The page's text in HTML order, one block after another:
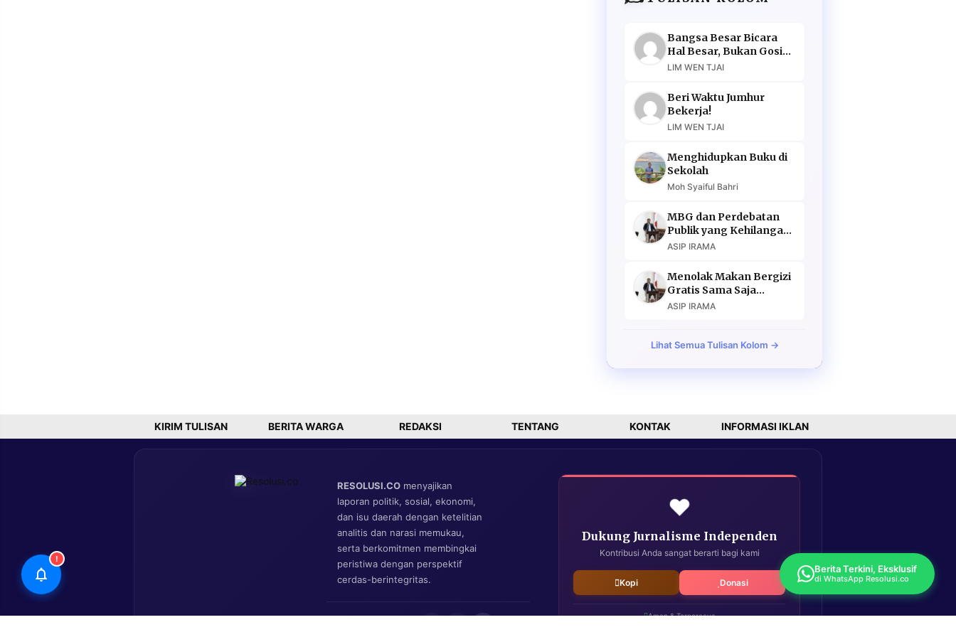
Bangsa Besar Bicara
Hal Besar, Bukan Gosip
Murahan
LIM WEN TJAI
Beri Waktu Jumhur
Bekerja!
LIM WEN TJAI
Menghidupkan Buku di
Sekolah
Moh Syaiful Bahri
MBG dan Perdebatan
Publik yang Kehilangan
Argumen
ASIP IRAMA
Menolak Makan Bergizi
Gratis Sama Saja
Menolak Masa Depan
ASIP IRAMA
Lihat Semua Tulisan Kolom →
KIRIM TULISAN BERITA WARGA REDAKSI TENTANG KONTAK INFORMASI IKLAN
RESOLUSI.CO menyajikan
laporan politik, sosial, ekonomi,
dan isu daerah dengan ketelitian
analitis dan narasi memukau,
serta berkomitmen membingkai
peristiwa dengan perspektif
cerdas-berintegritas.
❤️
Dukung Jurnalisme Independen
Kontribusi Anda sangat berarti bagi kami
Kopi Donasi
Aman & Terpercaya
!
Berita Terkini, Eksklusif
di WhatsApp Resolusi.co